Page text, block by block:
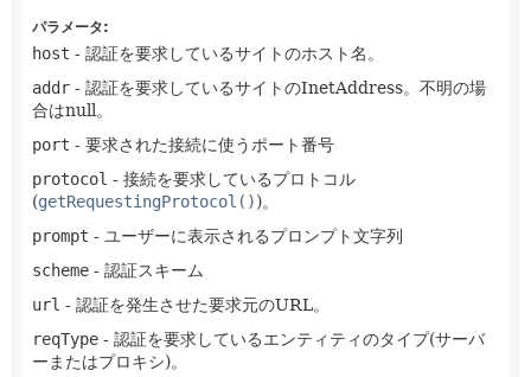
パラメータ:
host - 認証を要求しているサイトのホスト名。
addr - 認証を要求しているサイトのInetAddress。不明の場
合はnull。
port - 要求された接続に使うポート番号
protocol - 接続を要求しているプロトコル
(getRequestingProtocol())。
prompt - ユーザーに表示されるプロンプト文字列
scheme - 認証スキーム
url - 認証を発生させた要求元のURL。
reqType - 認証を要求しているエンティティのタイプ(サーバ
ーまたはプロキシ)。